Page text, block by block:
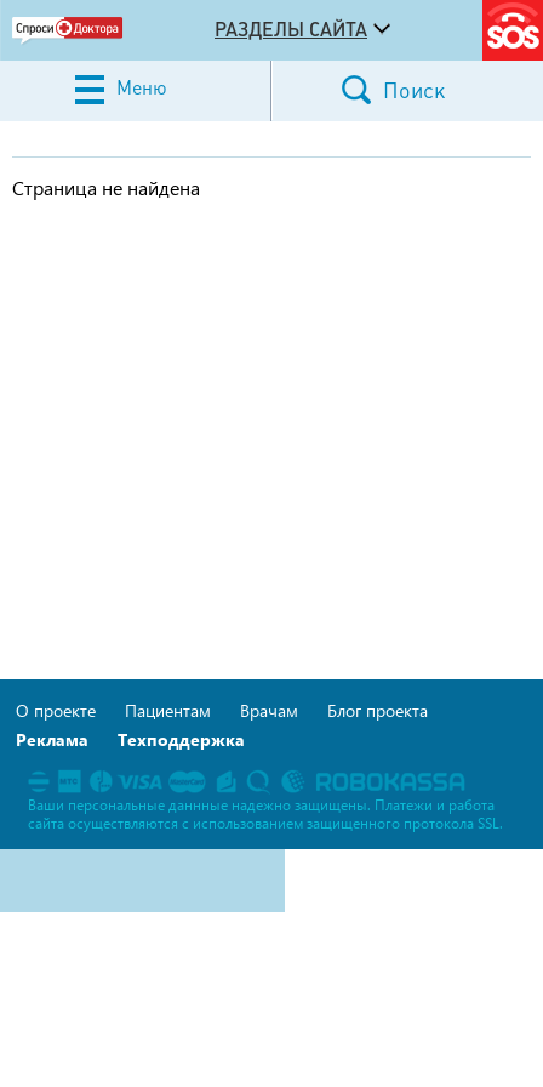
РАЗДЕЛЫ САЙТА
Меню Поиск
Страница не найдена
О проекте Пациентам Врачам
Блог проекта
Реклама
Техподдержка
Ваши персональные даннные надежно защищены. Платежи и работа
сайта осуществляются c использованием защищенного протокола SSL.